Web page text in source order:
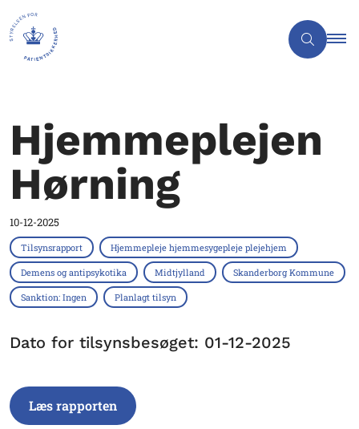
Hjemmeplejen
Hørning
10-12-2025
Tilsynsrapport Hjemmepleje hjemmesygepleje plejehjem
Demens og antipsykotika Midtjylland Skanderborg Kommune
Sanktion: Ingen Planlagt tilsyn
Dato for tilsynsbesøget: 01-12-2025
Læs rapporten